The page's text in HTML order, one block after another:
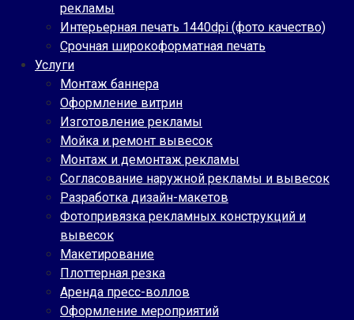
рекламы
Интерьерная печать 1440dpi (фото качество)
Срочная широкоформатная печать
Услуги
Монтаж баннера
Оформление витрин
Изготовление рекламы
Мойка и ремонт вывесок
Монтаж и демонтаж рекламы
Согласование наружной рекламы и вывесок
Разработка дизайн-макетов
Фотопривязка рекламных конструкций и
вывесок
Макетирование
Плоттерная резка
Аренда пресс-воллов
Оформление мероприятий